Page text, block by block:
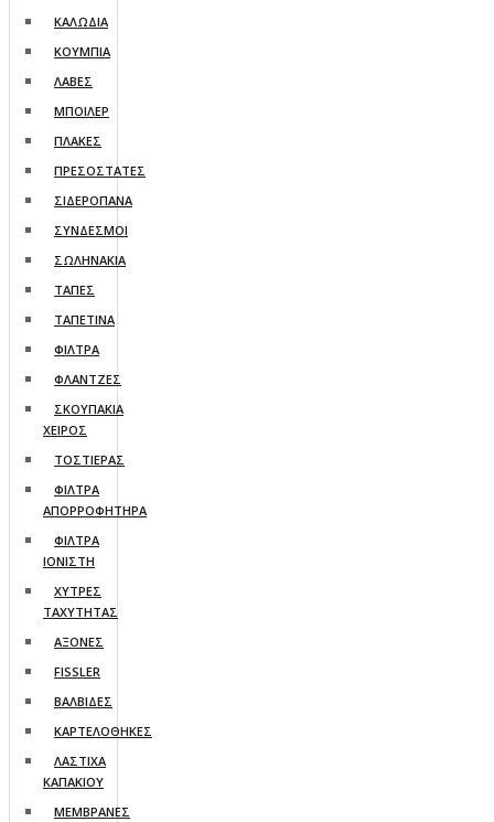
ΚΑΛΩΔΙΑ
ΚΟΥΜΠΙΑ
ΛΑΒΕΣ
ΜΠΟΙΛΕΡ
ΠΛΑΚΕΣ
ΠΡΕΣΟΣΤΑΤΕΣ
ΣΙΔΕΡΟΠΑΝΑ
ΣΥΝΔΕΣΜΟΙ
ΣΩΛΗΝΑΚΙΑ
ΤΑΠΕΣ
ΤΑΠΕΤΙΝΑ
ΦΙΛΤΡΑ
ΦΛΑΝΤΖΕΣ
ΣΚΟΥΠΑΚΙΑ
ΧΕΙΡΟΣ
ΤΟΣΤΙΕΡΑΣ
ΦΙΛΤΡΑ
ΑΠΟΡΡΟΦΗΤΗΡΑ
ΦΙΛΤΡΑ
ΙΟΝΙΣΤΗ
ΧΥΤΡΕΣ
ΤΑΧΥΤΗΤΑΣ
AΞΟΝΕΣ
FISSLER
ΒΑΛΒΙΔΕΣ
ΚΑΡΤΕΛΟΘΗΚΕΣ
ΛΑΣΤΙΧΑ
ΚΑΠΑΚΙΟΥ
ΜΕΜΒΡΑΝΕΣ